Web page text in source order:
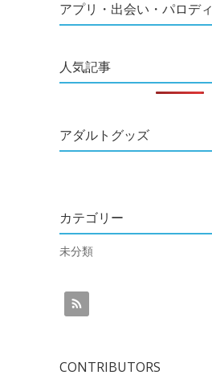
アプリ・出会い・パロディ
人気記事
アダルトグッズ
カテゴリー
未分類
CONTRIBUTORS